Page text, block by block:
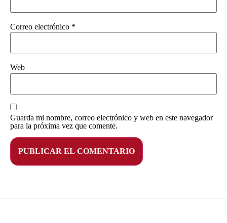
Correo electrónico *
Web
Guarda mi nombre, correo electrónico y web en este navegador
para la próxima vez que comente.